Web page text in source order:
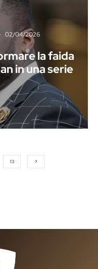
· 02/04/2026
la faida
in una serie
13